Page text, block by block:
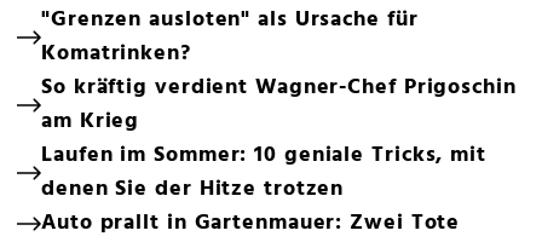
"Grenzen ausloten" als Ursache für
Komatrinken?
So kräftig verdient Wagner-Chef Prigoschin
am Krieg
Laufen im Sommer: 10 geniale Tricks, mit
denen Sie der Hitze trotzen
Auto prallt in Gartenmauer: Zwei Tote